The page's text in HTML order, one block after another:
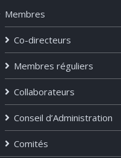
Membres
Co-directeurs
Membres réguliers
Collaborateurs
Conseil d’Administration
Comités